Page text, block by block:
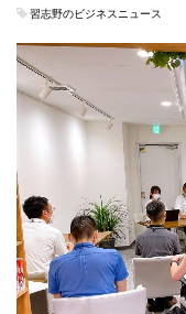
習志野のビジネスニュース